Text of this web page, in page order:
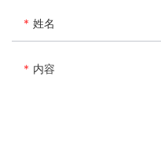
姓名
内容